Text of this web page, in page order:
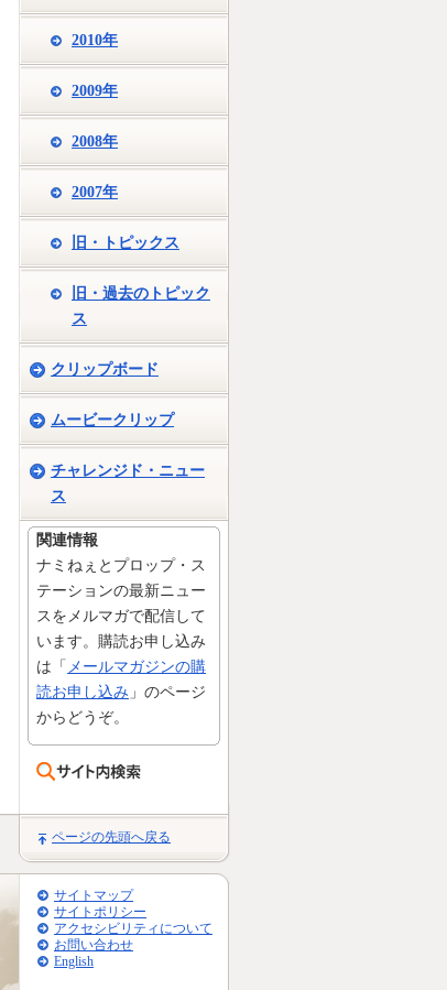
2010年
2009年
2008年
2007年
旧・トピックス
旧・過去のトピック
ス
クリップボード
ムービークリップ
チャレンジド・ニュー
ス
関連情報
ナミねぇとプロップ・ス
テーションの最新ニュー
スをメルマガで配信して
います。購読お申し込み
は「 メールマガジンの購
読お申し込み 」のページ
からどうぞ。
ページの先頭へ戻る
サイトマップ
サイトポリシー
アクセシビリティについて
お問い合わせ
English